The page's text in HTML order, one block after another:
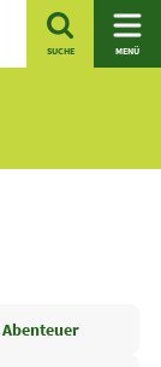
SUCHE MENÜ
Abenteuer